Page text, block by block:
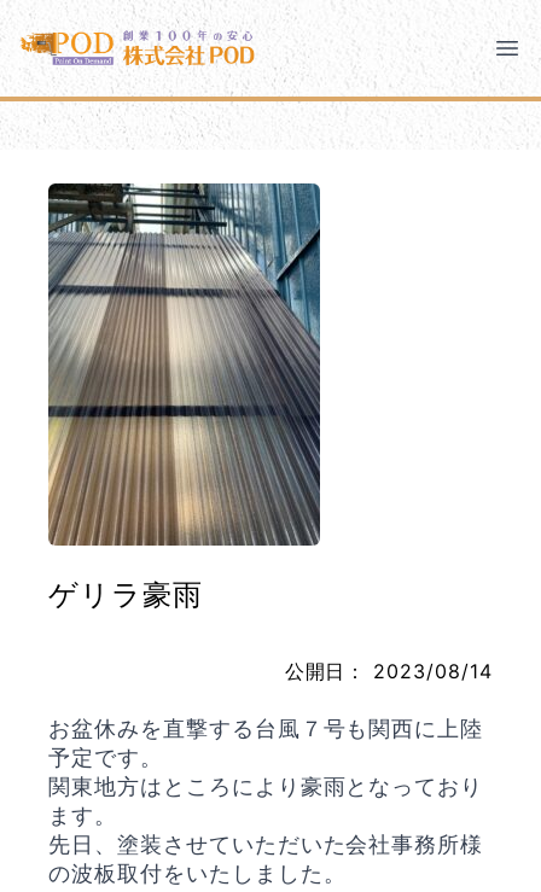
メインコンテンツにスキップ
株式会社ペイント・オン・デマンド
千葉の外壁塗装・屋根塗装なら創業100年の安心 ペイン
株式会社ペイント・オン・デマンド
モバイルメニュー
PODのまちづくり 安心の取り組み
ご相談と流れ よくあるご質問
PODについて
ゲリラ豪雨
公開日： 2023/08/14
お盆休みを直撃する台風７号も関西に上陸
予定です。
関東地方はところにより豪雨となっており
ます。
先日、塗装させていただいた会社事務所様
の波板取付をいたしました。